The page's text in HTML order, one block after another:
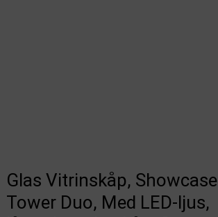
Glas Vitrinskåp, Showcase
Tower Duo, Med LED-ljus,